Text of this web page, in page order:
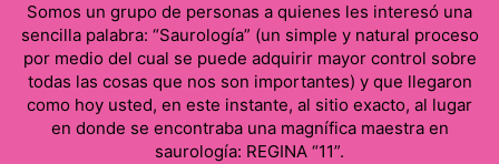
Somos un grupo de personas a quienes les interesó una
sencilla palabra: “Saurología” (un simple y natural proceso
por medio del cual se puede adquirir mayor control sobre
todas las cosas que nos son importantes) y que llegaron
como hoy usted, en este instante, al sitio exacto, al lugar
en donde se encontraba una magnífica maestra en
saurología: REGINA “11”.